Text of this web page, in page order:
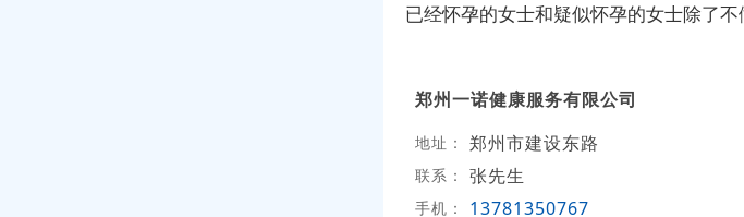
已经怀孕的女士和疑似怀孕的女士除了不
郑州一诺健康服务有限公司
地址： 郑州市建设东路
联系： 张先生
手机： 13781350767